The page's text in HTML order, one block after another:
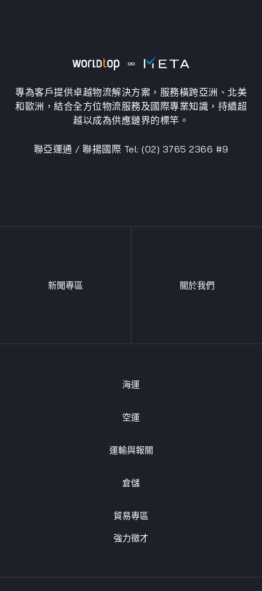
專為客戶提供卓越物流解決方案，服務橫跨亞洲、北美
和歐洲，結合全方位物流服務及國際專業知識，持續超
越以成為供應鏈界的標竿。
聯亞運通 / 聯揚國際 Tel: (02) 3765 2366 #9
新聞專區 關於我們
海運
空運
運輸與報關
倉儲
貿易專區
強力徵才